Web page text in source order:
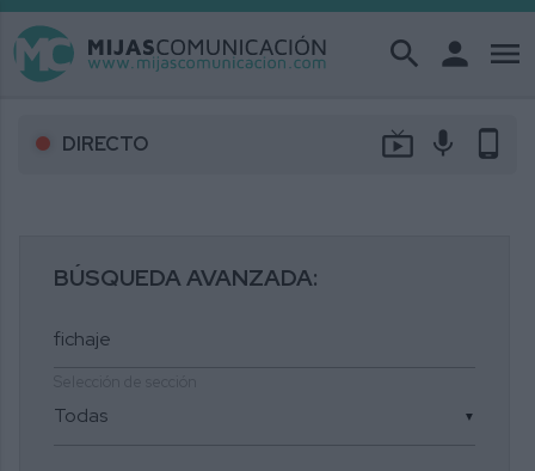
search person menu
DIRECTO live_tv mic phone_android
BÚSQUEDA AVANZADA:
▼